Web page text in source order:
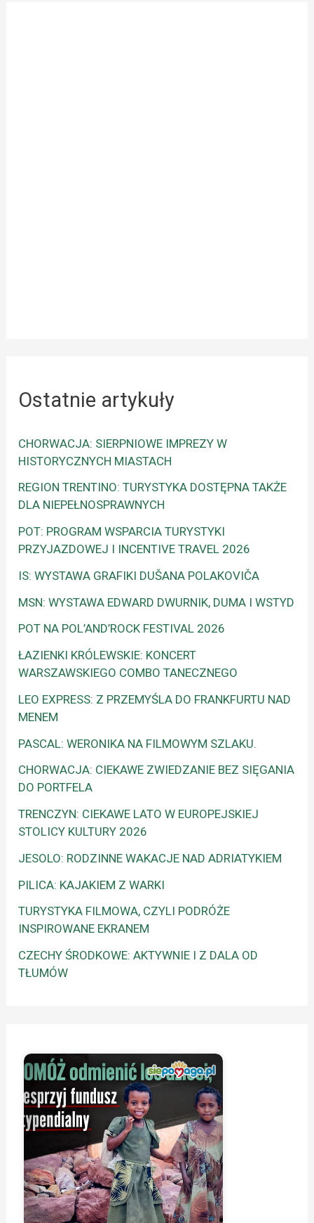
Ostatnie artykuły
CHORWACJA: SIERPNIOWE IMPREZY W
HISTORYCZNYCH MIASTACH
REGION TRENTINO: TURYSTYKA DOSTĘPNA TAKŻE
DLA NIEPEŁNOSPRAWNYCH
POT: PROGRAM WSPARCIA TURYSTYKI
PRZYJAZDOWEJ I INCENTIVE TRAVEL 2026
IS: WYSTAWA GRAFIKI DUŠANA POLAKOVIČA
MSN: WYSTAWA EDWARD DWURNIK, DUMA I WSTYD
POT NA POL’AND’ROCK FESTIVAL 2026
ŁAZIENKI KRÓLEWSKIE: KONCERT
WARSZAWSKIEGO COMBO TANECZNEGO
LEO EXPRESS: Z PRZEMYŚLA DO FRANKFURTU NAD
MENEM
PASCAL: WERONIKA NA FILMOWYM SZLAKU.
CHORWACJA: CIEKAWE ZWIEDZANIE BEZ SIĘGANIA
DO PORTFELA
TRENCZYN: CIEKAWE LATO W EUROPEJSKIEJ
STOLICY KULTURY 2026
JESOLO: RODZINNE WAKACJE NAD ADRIATYKIEM
PILICA: KAJAKIEM Z WARKI
TURYSTYKA FILMOWA, CZYLI PODRÓŻE
INSPIROWANE EKRANEM
CZECHY ŚRODKOWE: AKTYWNIE I Z DALA OD
TŁUMÓW